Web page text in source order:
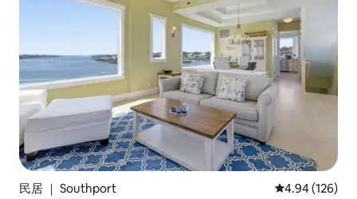
民居 ｜ Southport 平均评分 4.94
4.94 (126)